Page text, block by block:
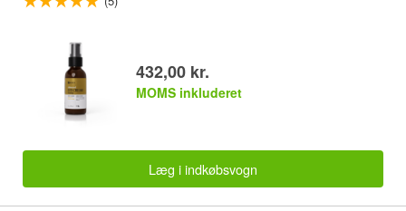
432,00 kr.
MOMS inkluderet
Læg i indkøbsvogn